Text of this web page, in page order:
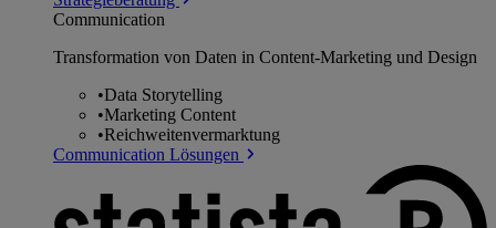
Communication
Transformation von Daten in Content-Marketing und Design
•Data Storytelling
•Marketing Content
•Reichweitenvermarktung
Communication Lösungen